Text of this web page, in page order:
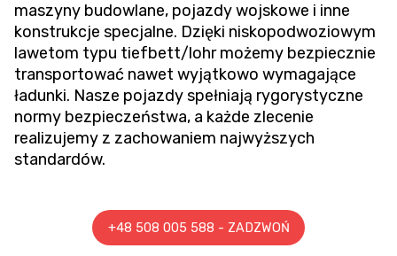
maszyny budowlane, pojazdy wojskowe i inne
konstrukcje specjalne. Dzięki niskopodwoziowym
lawetom typu tiefbett/lohr możemy bezpiecznie
transportować nawet wyjątkowo wymagające
ładunki. Nasze pojazdy spełniają rygorystyczne
normy bezpieczeństwa, a każde zlecenie
realizujemy z zachowaniem najwyższych
standardów.
+48 508 005 588 - ZADZWOŃ